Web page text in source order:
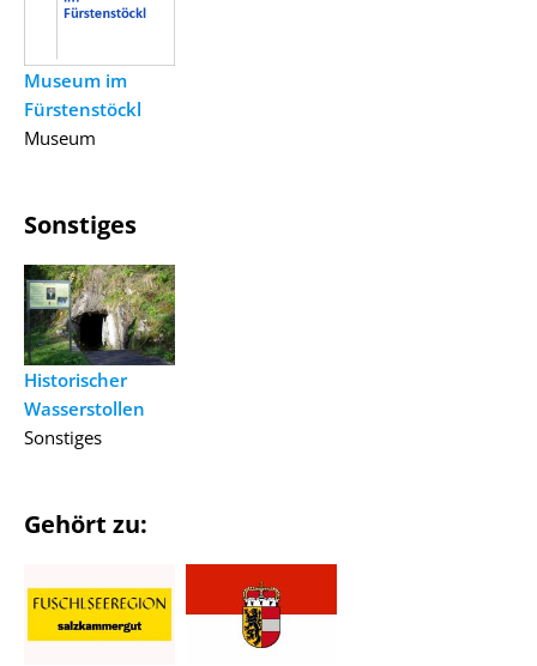
Museum im
Fürstenstöckl
Museum
Sonstiges
Historischer
Wasserstollen
Sonstiges
Gehört zu: